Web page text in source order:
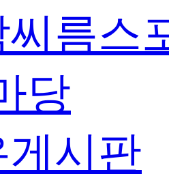
씨름스
당
게시판